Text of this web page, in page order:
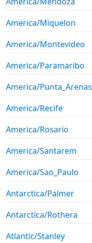
America/Miquelon
America/Montevideo
America/Paramaribo
America/Punta_Arenas
America/Recife
America/Rosario
America/Santarem
America/Sao_Paulo
Antarctica/Palmer
Antarctica/Rothera
Atlantic/Stanley